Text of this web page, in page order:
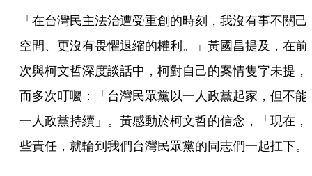
「在台灣民主法治遭受重創的時刻，我沒有事不關己
空間、更沒有畏懼退縮的權利。」黃國昌提及，在前
次與柯文哲深度談話中，柯對自己的案情隻字未提，
而多次叮囑：「台灣民眾黨以一人政黨起家，但不能
一人政黨持續」。黃感動於柯文哲的信念，「現在，
些責任，就輪到我們台灣民眾黨的同志們一起扛下。